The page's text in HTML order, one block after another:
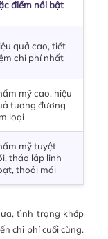
điểm nổi bật
quả cao, tiết
chi phí nhất
mỹ cao, hiệu
tương đương
loại
mỹ tuyệt
tháo lắp linh
thoải mái
tình trạng khớp
chi phí cuối cùng.